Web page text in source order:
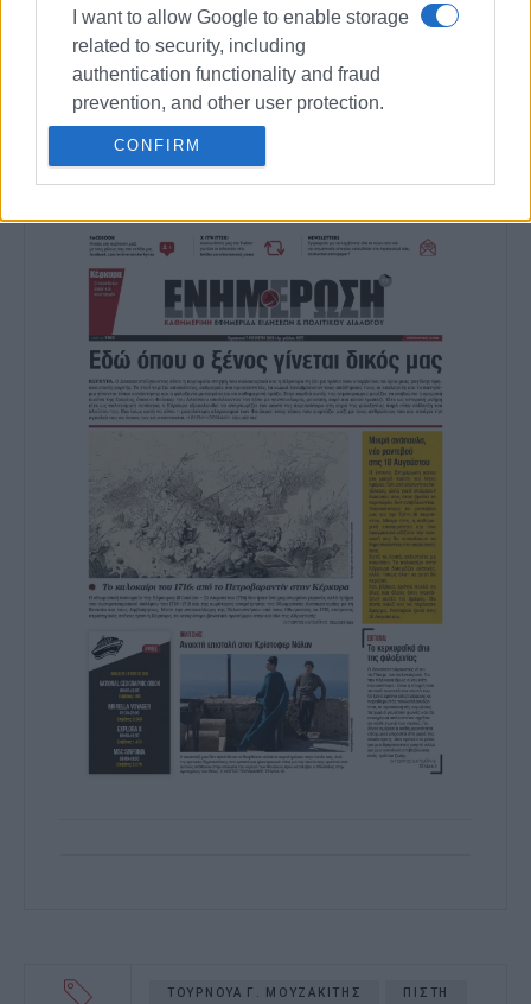
I want to allow Google to enable storage
related to security, including
authentication functionality and fraud
prevention, and other user protection.
CONFIRM
Start TV, συνολικά 15 χρόνια.
Ακολουθήστε το enimerosi στοFacebook
Συνδρομητές στο e-paper
ΤΟΥΡΝΟΥΑ Γ. ΜΟΥΖΑΚΙΤΗΣ ΠΙΣΤΗ